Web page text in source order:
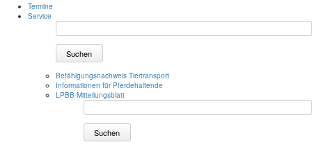
Termine
Service
Suchen
Befähigungsnachweis Tiertransport
Informationen für Pferdehaltende
LPBB-Mitteilungsblatt
Suchen